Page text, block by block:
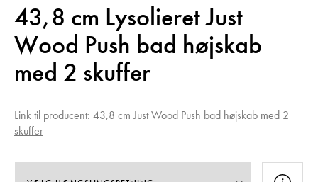
43,8 cm Lysolieret Just
Wood Push bad højskab
med 2 skuffer
Link til producent: 43,8 cm Just Wood Push bad højskab med 2
skuffer